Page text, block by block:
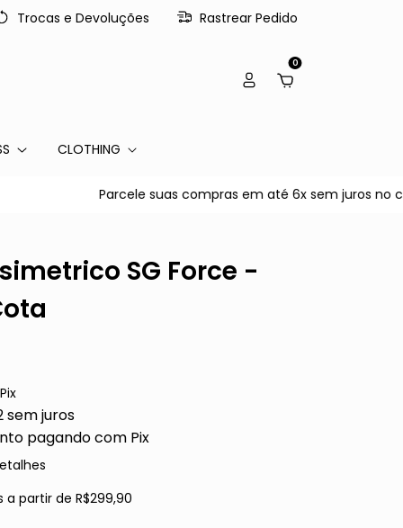
Trocas e Devoluções Rastrear Pedido
0
CLOTHING
Parcele suas compras em até 6x sem juros no cartão
SG Force -
Pix
sem juros
pagando com Pix
a partir de R$299,90